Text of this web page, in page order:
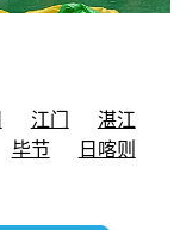
江门
湛江
毕节
日喀则